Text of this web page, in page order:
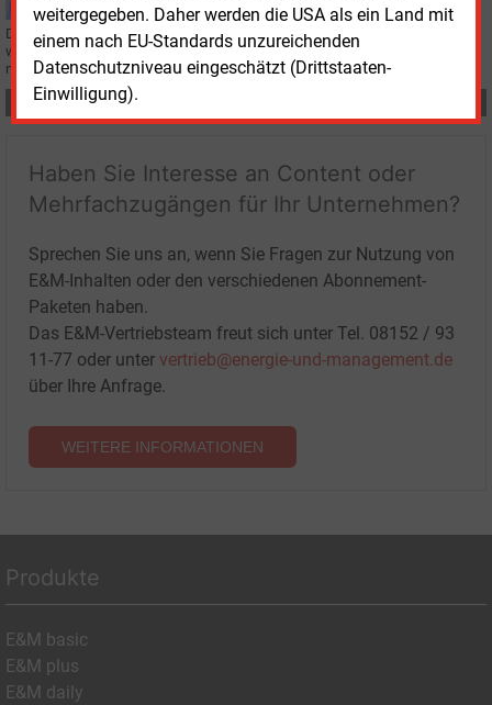
weitergegeben. Daher werden die USA als ein Land mit
einem nach EU-Standards unzureichenden
Datenschutzniveau eingeschätzt (Drittstaaten-
Einwilligung).
Der Konzerngewinn des Kommunalunternehmens Gelsenwasser ist 2024
weniger stark gesunken als der Umsatz. Haupterlösträger ist nach wie vor
mit Abstand Erdgas.
Teilen:
Haben Sie Interesse an Content oder
Mehrfachzugängen für Ihr Unternehmen?
Sprechen Sie uns an, wenn Sie Fragen zur Nutzung von
E&M-Inhalten oder den verschiedenen Abonnement-
Paketen haben.
Das E&M-Vertriebsteam freut sich unter Tel. 08152 / 93
11-77 oder unter vertrieb@energie-und-management.de
über Ihre Anfrage.
WEITERE INFORMATIONEN
Produkte
E&M basic
E&M plus
E&M daily